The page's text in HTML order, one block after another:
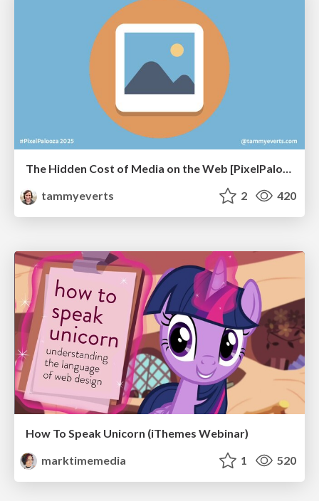
The Hidden Cost of Media on the Web [PixelPalooza 2025]
tammyeverts
2 420
How To Speak Unicorn (iThemes Webinar)
marktimemedia
1 520